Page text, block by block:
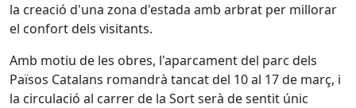
la creació d'una zona d'estada amb arbrat per millorar
el confort dels visitants.
Amb motiu de les obres, l'aparcament del parc dels
Països Catalans romandrà tancat del 10 al 17 de març, i
la circulació al carrer de la Sort serà de sentit únic